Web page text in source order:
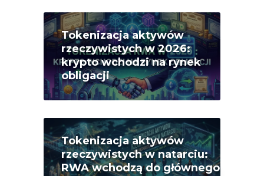
Tokenizacja aktywów
rzeczywistych w 2026:
krypto wchodzi na rynek
obligacji
Tokenizacja aktywów
rzeczywistych w natarciu:
RWA wchodzą do głównego